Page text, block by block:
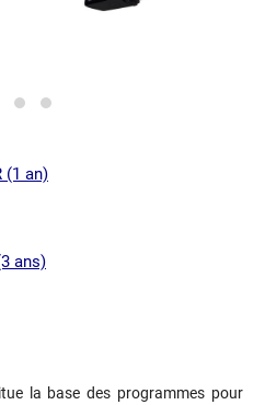
(1 an)
ans)
la base des programmes pour